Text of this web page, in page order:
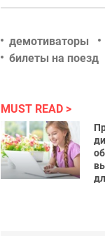
демотиваторы
билеты на поезд
MUST READ